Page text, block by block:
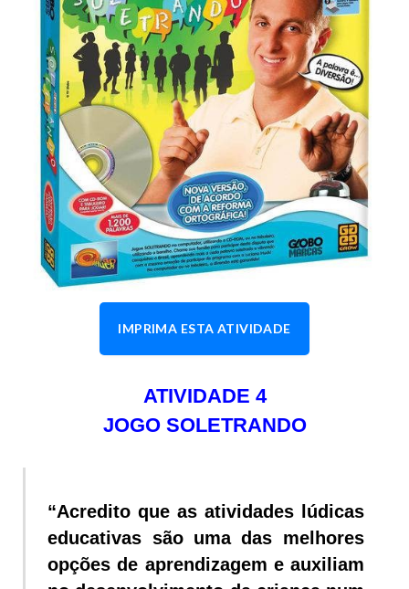
IMPRIMA ESTA ATIVIDADE
ATIVIDADE 4
JOGO SOLETRANDO
“Acredito que as atividades lúdicas
educativas são uma das melhores
opções de aprendizagem e auxiliam